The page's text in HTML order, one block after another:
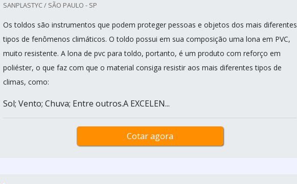
SANPLASTYC / SÃO PAULO - SP
Os toldos são instrumentos que podem proteger pessoas e objetos dos mais diferentes
tipos de fenômenos climáticos. O toldo possui em sua composição uma lona em PVC,
muito resistente. A lona de pvc para toldo, portanto, é um produto com reforço em
poliéster, o que faz com que o material consiga resistir aos mais diferentes tipos de
climas, como:
Sol; Vento; Chuva; Entre outros.A EXCELEN...
Cotar agora